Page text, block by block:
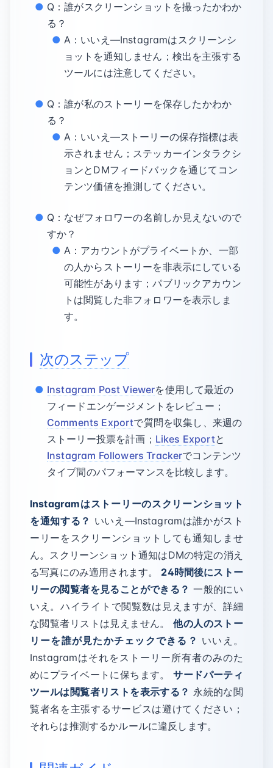
Q：誰がスクリーンショットを撮ったかわか
る？
A：いいえ—Instagramはスクリーンシ
ョットを通知しません；検出を主張する
ツールには注意してください。
Q：誰が私のストーリーを保存したかわか
る？
A：いいえ—ストーリーの保存指標は表
示されません；ステッカーインタラクシ
ョンとDMフィードバックを通じてコン
テンツ価値を推測してください。
Q：なぜフォロワーの名前しか見えないので
すか？
A：アカウントがプライベートか、一部
の人からストーリーを非表示にしている
可能性があります；パブリックアカウン
トは閲覧した非フォロワーを表示しま
す。
次のステップ
Instagram Post Viewerを使用して最近の
フィードエンゲージメントをレビュー；
Comments Exportで質問を収集し、来週の
ストーリー投票を計画； Likes Exportと
Instagram Followers Trackerでコンテンツ
タイプ間のパフォーマンスを比較します。
Instagramはストーリーのスクリーンショット
を通知する？ いいえ—Instagramは誰かがスト
ーリーをスクリーンショットしても通知しませ
ん。スクリーンショット通知はDMの特定の消え
る写真にのみ適用されます。 24時間後にストー
リーの閲覧者を見ることができる？ 一般的にい
いえ。ハイライトで閲覧数は見えますが、詳細
な閲覧者リストは見えません。他の人のストー
リーを誰が見たかチェックできる？ いいえ。
Instagramはそれをストーリー所有者のみのた
めにプライベートに保ちます。サードパーティ
ツールは閲覧者リストを表示する？ 永続的な閲
覧者名を主張するサービスは避けてください；
それらは推測するかルールに違反します。